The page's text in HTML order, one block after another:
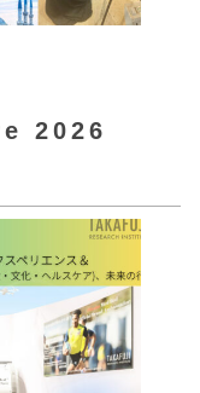
2026